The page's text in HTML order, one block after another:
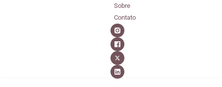
Sobre
Contato